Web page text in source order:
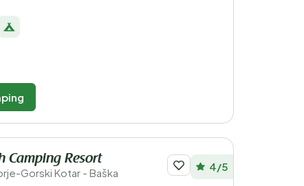
Camping Resort
Gorski Kotar - Baška 4/5